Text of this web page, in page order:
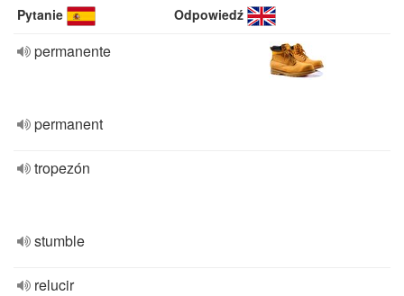
Pytanie Odpowiedź
permanente
permanent
tropezón
stumble
relucir